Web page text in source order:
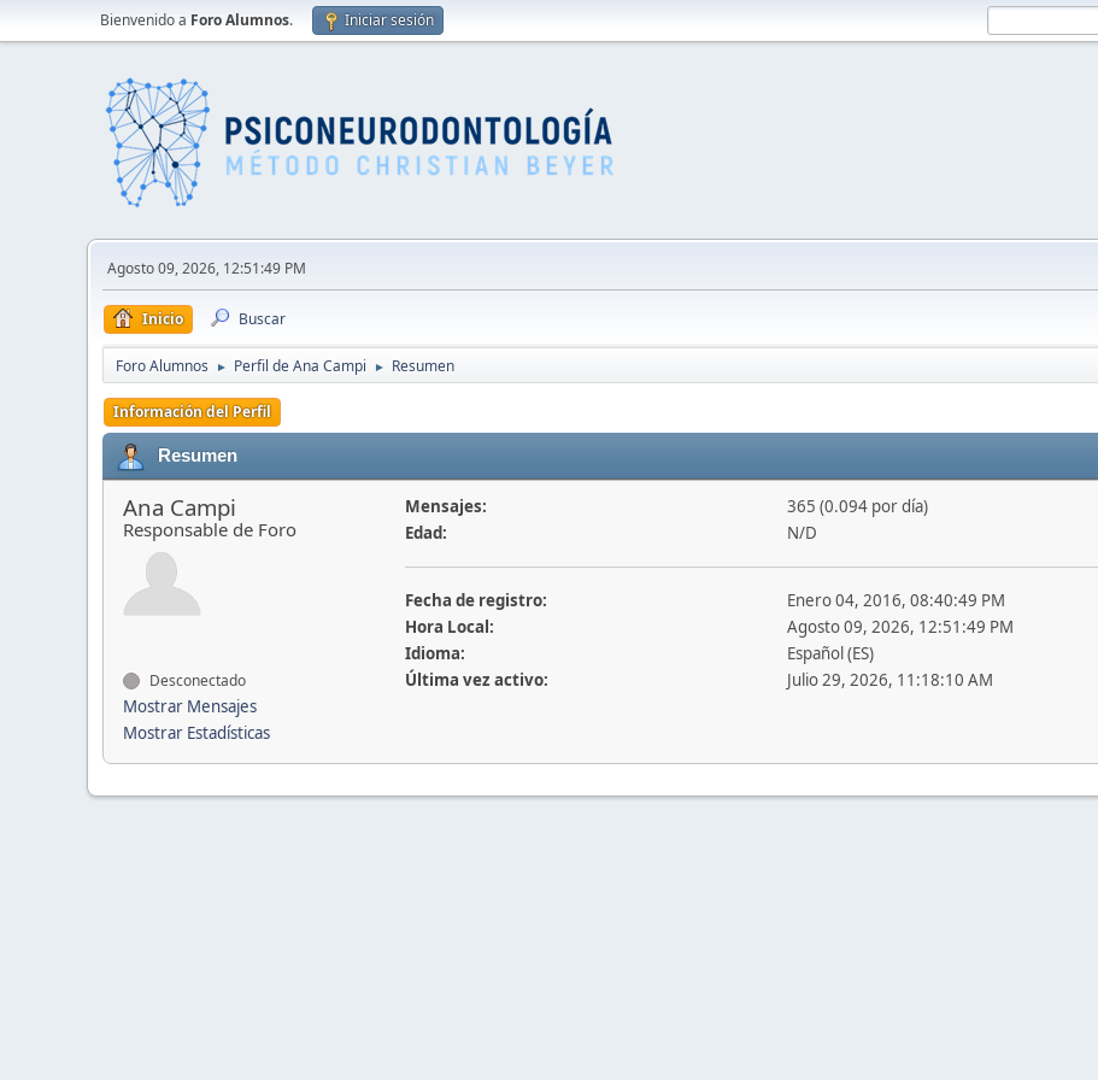
Bienvenido a Foro Alumnos. Iniciar sesión
Agosto 09, 2026, 12:51:49 PM
Inicio Buscar
Foro Alumnos ► Perfil de Ana Campi ► Resumen
Información del Perfil
Resumen
Ana Campi
Responsable de Foro
Desconectado
Mostrar Mensajes
Mostrar Estadísticas
Mensajes:
365 (0.094 por día)
Edad:
N/D
Fecha de registro:
Enero 04, 2016, 08:40:49 PM
Hora Local:
Agosto 09, 2026, 12:51:49 PM
Idioma:
Español (ES)
Última vez activo:
Julio 29, 2026, 11:18:10 AM